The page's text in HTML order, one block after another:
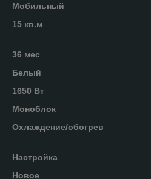
Мобильный
15 кв.м
36 мес
Белый
1650 Вт
Моноблок
Охлаждение/обогрев
Настройка
Новое